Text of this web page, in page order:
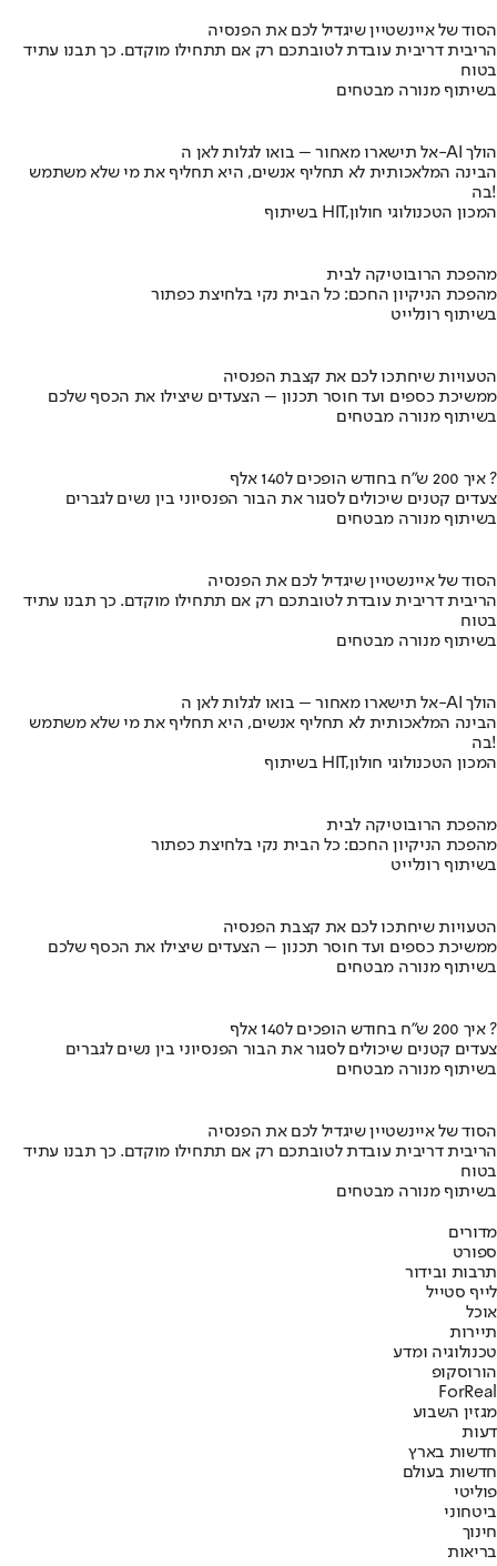
הסוד של איינשטיין שיגדיל לכם את הפנסיה
הריבית דריבית עובדת לטובתכם רק אם תתחילו מוקדם. כך תבנו עתיד
בטוח
בשיתוף מנורה מבטחים
אל תישארו מאחור – בואו לגלות לאן ה-AI הולך
הבינה המלאכותית לא תחליף אנשים, היא תחליף את מי שלא משתמש
בה!
בשיתוף HIT,המכון הטכנולוגי חולון
מהפכת הרובוטיקה לבית
מהפכת הניקיון החכם: כל הבית נקי בלחיצת כפתור
בשיתוף רונלייט
הטעויות שיחתכו לכם את קצבת הפנסיה
ממשיכת כספים ועד חוסר תכנון – הצעדים שיצילו את הכסף שלכם
בשיתוף מנורה מבטחים
איך 200 ש"ח בחודש הופכים ל140 אלף ?
צעדים קטנים שיכולים לסגור את הבור הפנסיוני בין נשים לגברים
בשיתוף מנורה מבטחים
הסוד של איינשטיין שיגדיל לכם את הפנסיה
הריבית דריבית עובדת לטובתכם רק אם תתחילו מוקדם. כך תבנו עתיד
בטוח
בשיתוף מנורה מבטחים
אל תישארו מאחור – בואו לגלות לאן ה-AI הולך
הבינה המלאכותית לא תחליף אנשים, היא תחליף את מי שלא משתמש
בה!
בשיתוף HIT,המכון הטכנולוגי חולון
מהפכת הרובוטיקה לבית
מהפכת הניקיון החכם: כל הבית נקי בלחיצת כפתור
בשיתוף רונלייט
הטעויות שיחתכו לכם את קצבת הפנסיה
ממשיכת כספים ועד חוסר תכנון – הצעדים שיצילו את הכסף שלכם
בשיתוף מנורה מבטחים
איך 200 ש"ח בחודש הופכים ל140 אלף ?
צעדים קטנים שיכולים לסגור את הבור הפנסיוני בין נשים לגברים
בשיתוף מנורה מבטחים
הסוד של איינשטיין שיגדיל לכם את הפנסיה
הריבית דריבית עובדת לטובתכם רק אם תתחילו מוקדם. כך תבנו עתיד
בטוח
בשיתוף מנורה מבטחים
מדורים
ספורט
תרבות ובידור
לייף סטייל
אוכל
תיירות
טכנולוגיה ומדע
הורוסקופ
ForReal
מגזין השבוע
דעות
חדשות בארץ
חדשות בעולם
פוליטי
ביטחוני
חינוך
בריאות